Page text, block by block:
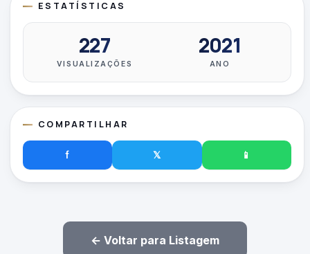
ESTATÍSTICAS
227
VISUALIZAÇÕES
2021
ANO
COMPARTILHAR
f 𝕏 📱
← Voltar para Listagem